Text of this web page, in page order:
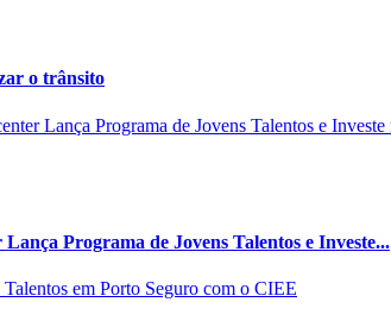
o trânsito
Programa de Jovens Talentos e Investe...